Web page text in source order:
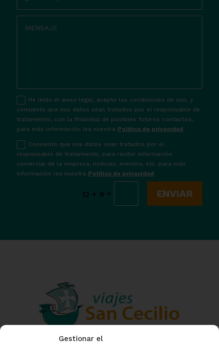
Gestionar el
He leído el aviso legal, acepto las condiciones de uso, y
consiento que mis datos sean tratados por el responsable de
tratamiento, con la finalidad de posibles futuros contactos,
para más información lea nuestra Política de privacidad
Consiento que mis datos sean tratados por el
responsable de tratamiento, para recibir información
comercial de la empresa, noticias, eventos, etc. para más
información lea nuestra Política de privacidad
12 + 9 = ENVIAR